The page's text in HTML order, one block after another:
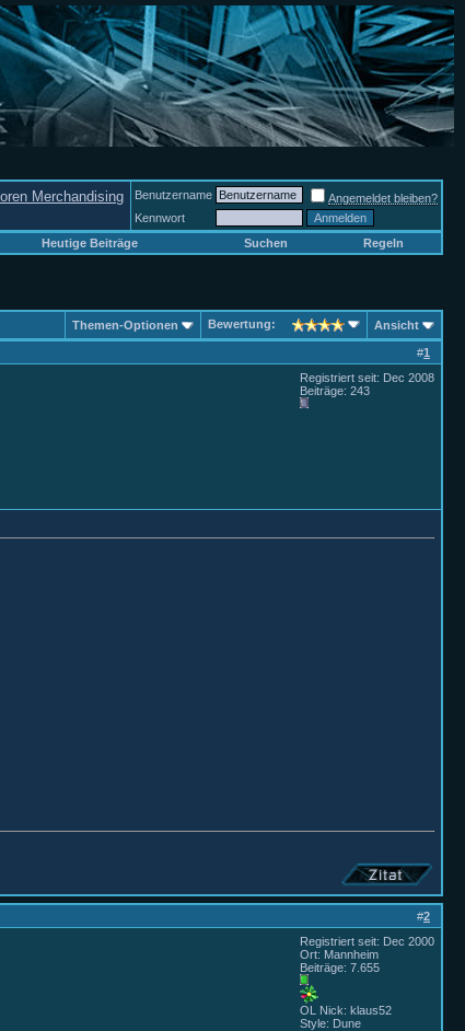
Merchandising Benutzername
Angemeldet bleiben?
Kennwort
Heutige Beiträge Suchen Regeln
Themen-Optionen Bewertung: Ansicht
#1
Registriert seit: Dec 2008
Beiträge: 243
#2
Registriert seit: Dec 2000
Ort: Mannheim
Beiträge: 7.655
OL Nick: klaus52
Style: Dune